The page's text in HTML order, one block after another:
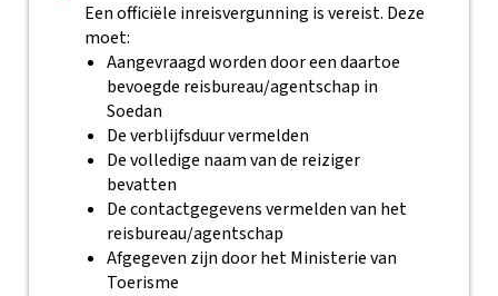
Een officiële inreisvergunning is vereist. Deze
moet:
Aangevraagd worden door een daartoe
bevoegde reisbureau/agentschap in
Soedan
De verblijfsduur vermelden
De volledige naam van de reiziger
bevatten
De contactgegevens vermelden van het
reisbureau/agentschap
Afgegeven zijn door het Ministerie van
Toerisme